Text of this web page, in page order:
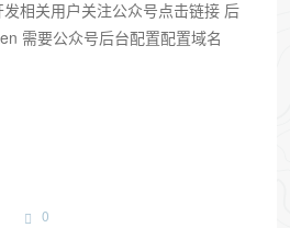
相关用户关注公众号点击链接 后
需要公众号后台配置配置域名
0